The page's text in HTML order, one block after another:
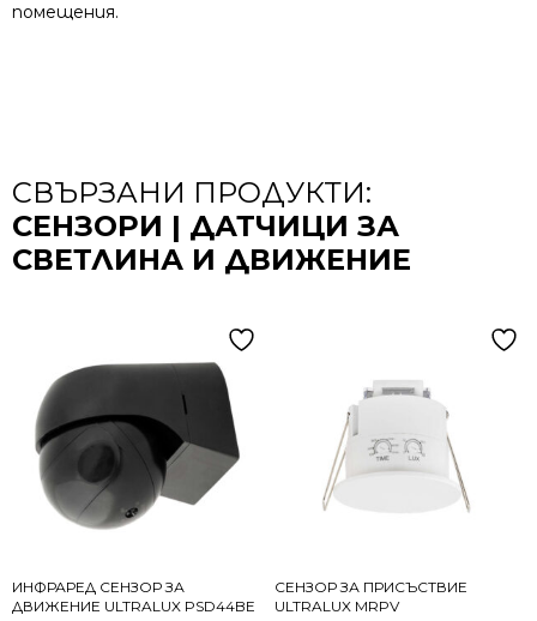
помещения.
СВЪРЗАНИ ПРОДУКТИ:
СЕНЗОРИ | ДАТЧИЦИ ЗА
СВЕТЛИНА И ДВИЖЕНИЕ
ИНФРАРЕД СЕНЗОР ЗА
ДВИЖЕНИЕ ULTRALUX PSD44BE
СЕНЗОР ЗА ПРИСЪСТВИЕ
ULTRALUX MRPV